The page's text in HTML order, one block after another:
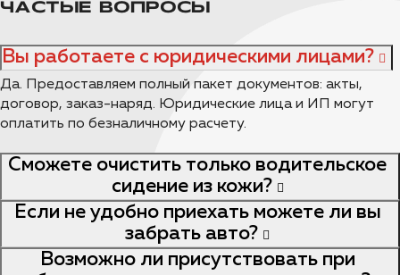
ЧАСТЫЕ ВОПРОСЫ
Вы работаете с юридическими лицами?
Да. Предоставляем полный пакет документов: акты,
договор, заказ-наряд. Юридические лица и ИП могут
оплатить по безналичному расчету.
Сможете очистить только водительское
сидение из кожи?
Если не удобно приехать можете ли вы
забрать авто?
Возможно ли присутствовать при